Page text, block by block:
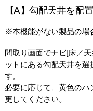
【A】勾配天井を配
※本機能がない製品の場
間取り画面でナビ[床／
ットにある勾配天井を選
す。
必要に応じて、黄色の
更してください。